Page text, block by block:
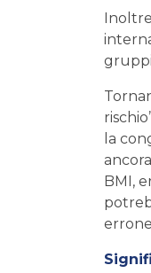
la
BMI,